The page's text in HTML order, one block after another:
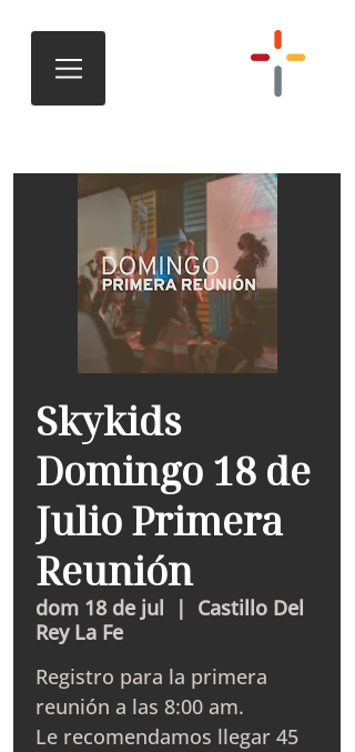
Skykids
Domingo 18 de
Julio Primera
Reunión
dom 18 de jul
  |
Castillo Del
Rey La Fe
Registro para la primera
reunión a las 8:00 am.
Le recomendamos llegar 45